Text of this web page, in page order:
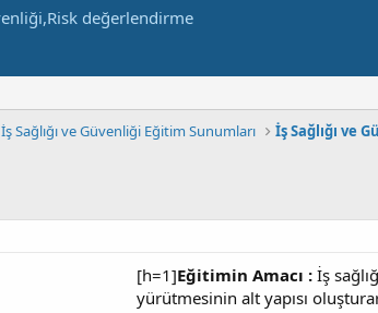
İş Sağlığı ve Güvenliği Eğitim Sunumları İş Sağlığı ve
[h=1]Eğitimin Amacı : İş
yürütmesinin alt yapısı